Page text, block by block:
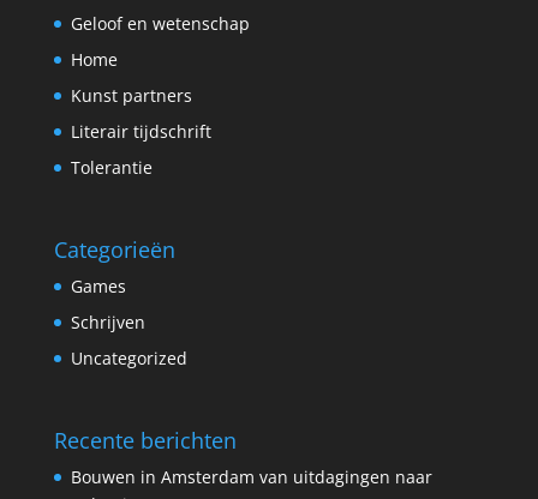
Geloof en wetenschap
Home
Kunst partners
Literair tijdschrift
Tolerantie
Categorieën
Games
Schrijven
Uncategorized
Recente berichten
Bouwen in Amsterdam van uitdagingen naar